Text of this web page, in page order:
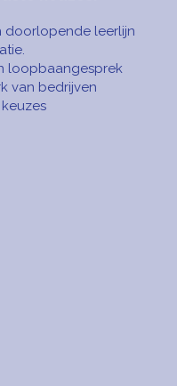
doorlopende leerlijn
loopbaangesprek
van bedrijven